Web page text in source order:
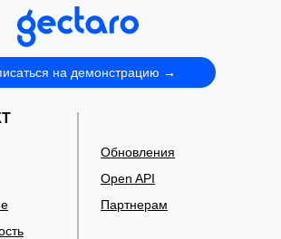
Обновления
Open API
Партнерам
на демонстрацию →